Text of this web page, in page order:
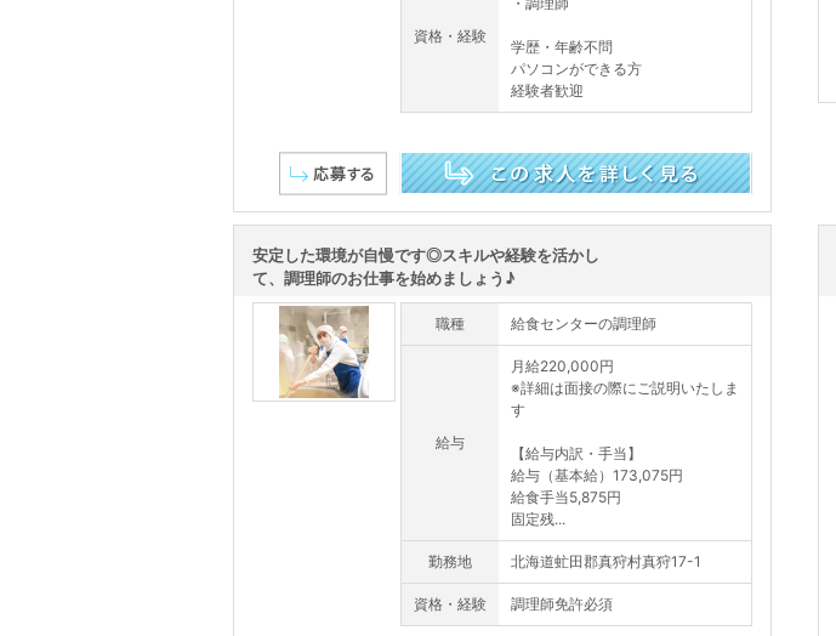
資格・経験
学歴・年齢不問
パソコンができる方
経験者歓迎
安定した環境が自慢です◎スキルや経験を活かし
て、調理師のお仕事を始めましょう♪
職種 給食センターの調理師
給与
月給220,000円
※詳細は面接の際にご説明いたしま
す
【給与内訳・手当】
給与（基本給）173,075円
給食手当5,875円
固定残...
勤務地 北海道虻田郡真狩村真狩17-1
資格・経験 調理師免許必須